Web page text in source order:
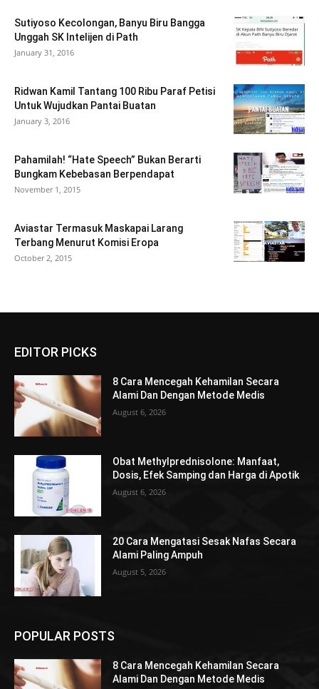
Sutiyoso Kecolongan, Banyu Biru Bangga
Unggah SK Intelijen di Path
January 31, 2016
Ridwan Kamil Tantang 100 Ribu Paraf Petisi
Untuk Wujudkan Pantai Buatan
January 3, 2016
Pahamilah! “Hate Speech” Bukan Berarti
Bungkam Kebebasan Berpendapat
November 1, 2015
Aviastar Termasuk Maskapai Larang
Terbang Menurut Komisi Eropa
October 2, 2015
EDITOR PICKS
8 Cara Mencegah Kehamilan Secara
Alami Dan Dengan Metode Medis
August 6, 2026
Obat Methylprednisolone: Manfaat,
Dosis, Efek Samping dan Harga di Apotik
August 6, 2026
20 Cara Mengatasi Sesak Nafas Secara
Alami Paling Ampuh
August 5, 2026
POPULAR POSTS
8 Cara Mencegah Kehamilan Secara
Alami Dan Dengan Metode Medis